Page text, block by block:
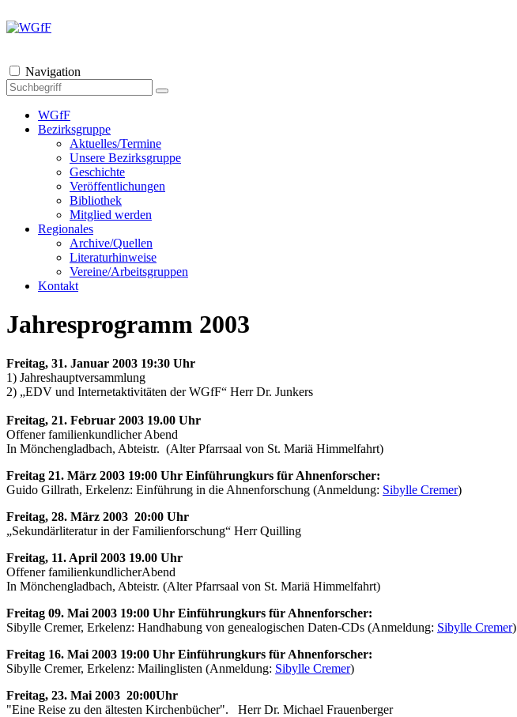
Navigation
WGfF
Bezirksgruppe
Aktuelles/Termine
Unsere Bezirksgruppe
Geschichte
Veröffentlichungen
Bibliothek
Mitglied werden
Regionales
Archive/Quellen
Literaturhinweise
Vereine/Arbeitsgruppen
Kontakt
Jahresprogramm 2003
Freitag, 31. Januar 2003 19:30 Uhr
1) Jahreshauptversammlung
2) „EDV und Internetaktivitäten der WGfF“ Herr Dr. Junkers
Freitag, 21. Februar 2003 19.00 Uhr
Offener familienkundlicher Abend
In Mönchengladbach, Abteistr. (Alter Pfarrsaal von St. Mariä Himmelfahrt)
Freitag 21. März 2003 19:00 Uhr Einführungkurs für Ahnenforscher:
Guido Gillrath, Erkelenz: Einführung in die Ahnenforschung (Anmeldung: Sibylle Cremer)
Freitag, 28. März 2003 20:00 Uhr
„Sekundärliteratur in der Familienforschung“ Herr Quilling
Freitag, 11. April 2003 19.00 Uhr
Offener familienkundlicherAbend
In Mönchengladbach, Abteistr. (Alter Pfarrsaal von St. Mariä Himmelfahrt)
Freitag 09. Mai 2003 19:00 Uhr Einführungkurs für Ahnenforscher:
Sibylle Cremer, Erkelenz: Handhabung von genealogischen Daten-CDs (Anmeldung: Sibylle Cremer)
Freitag 16. Mai 2003 19:00 Uhr Einführungkurs für Ahnenforscher:
Sibylle Cremer, Erkelenz: Mailinglisten (Anmeldung: Sibylle Cremer)
Freitag, 23. Mai 2003 20:00Uhr
"Eine Reise zu den ältesten Kirchenbücher". Herr Dr. Michael Frauenberger